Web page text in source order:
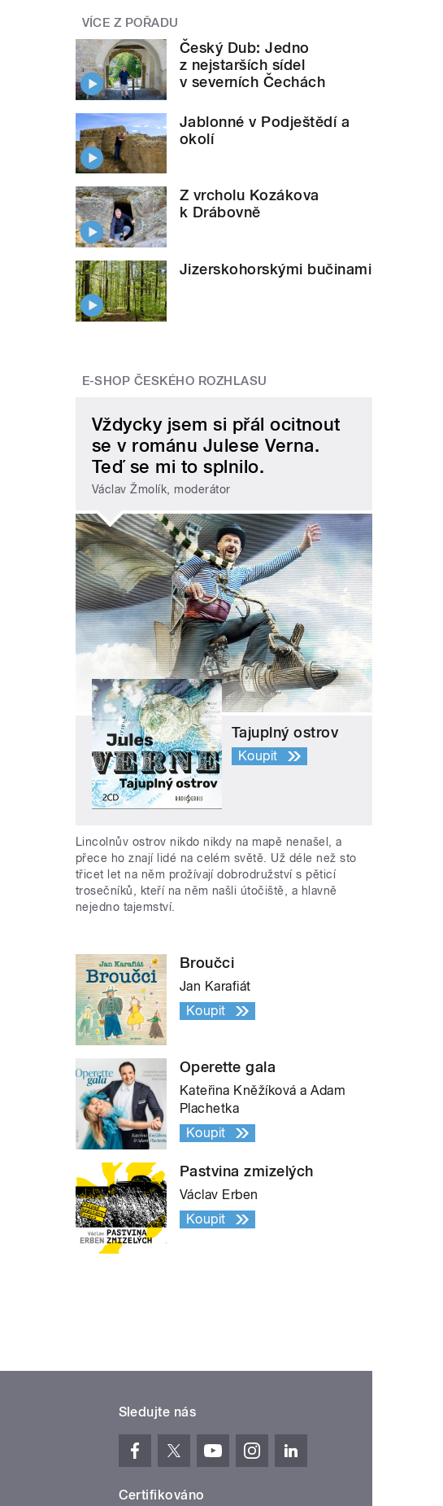
VÍCE Z POŘADU
Český Dub: Jedno
z nejstarších sídel
v severních Čechách
Jablonné v Podještědí a
okolí
Z vrcholu Kozákova
k Drábovně
Jizerskohorskými bučinami
E-SHOP ČESKÉHO ROZHLASU
Vždycky jsem si přál ocitnout
se v románu Julese Verna.
Teď se mi to splnilo.
Václav Žmolík, moderátor
Tajuplný ostrov
Koupit
Lincolnův ostrov nikdo nikdy na mapě nenašel, a
přece ho znají lidé na celém světě. Už déle než sto
třicet let na něm prožívají dobrodružství s pěticí
trosečníků, kteří na něm našli útočiště, a hlavně
nejedno tajemství.
Broučci
Jan Karafiát
Koupit
Operette gala
Kateřina Kněžíková a Adam
Plachetka
Koupit
Pastvina zmizelých
Václav Erben
Koupit
Sledujte nás
Certifikováno